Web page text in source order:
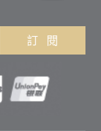
訂 閱